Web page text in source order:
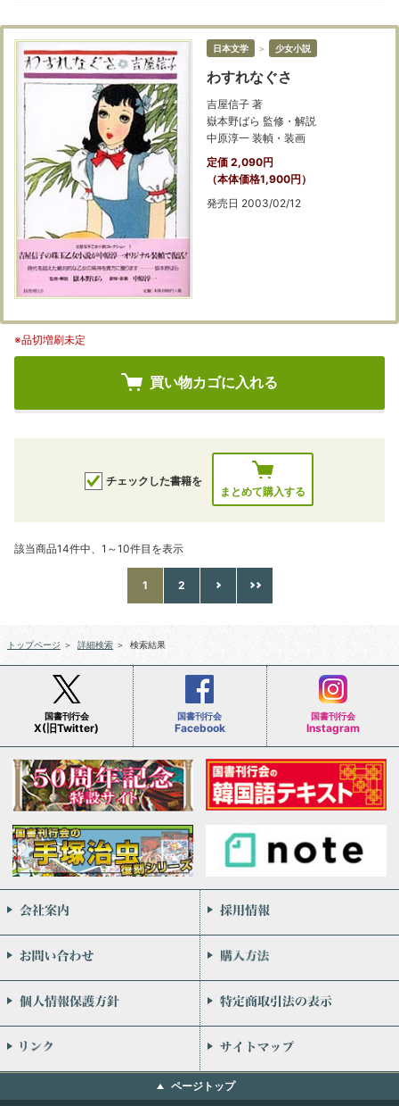
日本文学 ＞ 少女小説
わすれなぐさ
吉屋信子 著
嶽本野ばら 監修・解説
中原淳一 装幀・装画
定価 2,090円
（本体価格1,900円）
発売日 2003/02/12
※品切増刷未定
買い物カゴに入れる
チェックした書籍を
まとめて購入する
該当商品14件中、1～10件目を表示
1 2
トップページ ＞ 詳細検索 ＞ 検索結果
国書刊行会
X(旧Twitter)
国書刊行会
Facebook
国書刊行会
Instagram
会社案内
お問い合わせ
個人情報保護方針
リンク
ページトップ